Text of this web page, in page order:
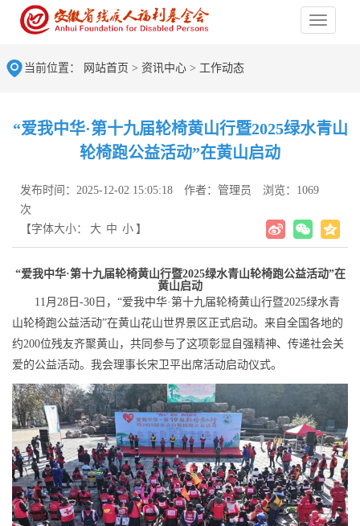
当前位置： 网站首页 > 资讯中心 > 工作动态
“爱我中华·第十九届轮椅黄山行暨2025绿水青山
轮椅跑公益活动”在黄山启动
发布时间：2025-12-02 15:05:18 作者：管理员
浏览：1069
次
【字体大小：
大 中 小 】
“爱我中华·第十九届轮椅黄山行暨2025绿水青山轮椅跑公益活动”在
黄山启动
11月28日-30日，“爱我中华·第十九届轮椅黄山行暨2025绿水青
山轮椅跑公益活动”在黄山花山世界景区正式启动。来自全国各地的
约200位残友齐聚黄山，共同参与了这项彰显自强精神、传递社会关
爱的公益活动。我会理事长宋卫平出席活动启动仪式。